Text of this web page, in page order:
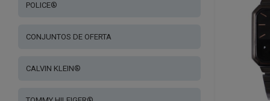
POLICE®
CONJUNTOS DE OFERTA
CALVIN KLEIN®